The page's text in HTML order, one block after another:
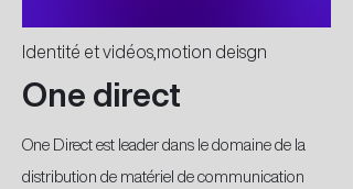
Identité et vidéos,motion deisgn
One direct
One Direct est leader dans le domaine de la
distribution de matériel de communication